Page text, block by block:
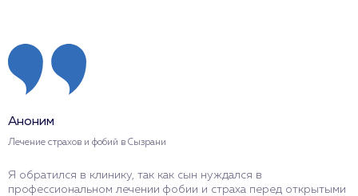
Аноним
Лечение страхов и фобий в Сызрани
Я обратился в клинику, так как сын нуждался в
профессиональном лечении фобии и страха перед открытыми